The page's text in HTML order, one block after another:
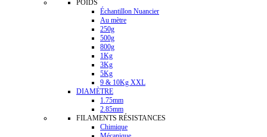
POIDS
Échantillon Nuancier
Au mètre
250g
500g
800g
1Kg
3Kg
5Kg
9 & 10Kg XXL
DIAMÈTRE
1.75mm
2.85mm
FILAMENTS RÉSISTANCES
Chimique